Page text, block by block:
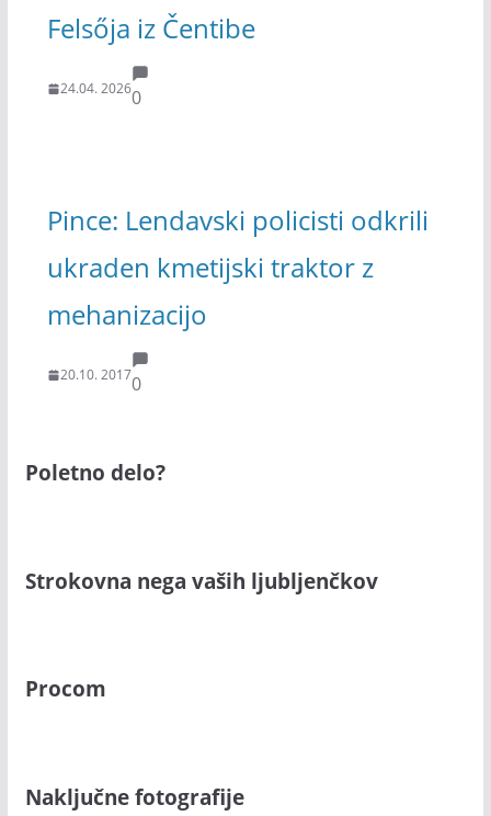
Felsőja iz Čentibe
24.04. 20260
Pince: Lendavski policisti odkrili
ukraden kmetijski traktor z
mehanizacijo
20.10. 20170
Poletno delo?
Strokovna nega vaših ljubljenčkov
Procom
Naključne fotografije